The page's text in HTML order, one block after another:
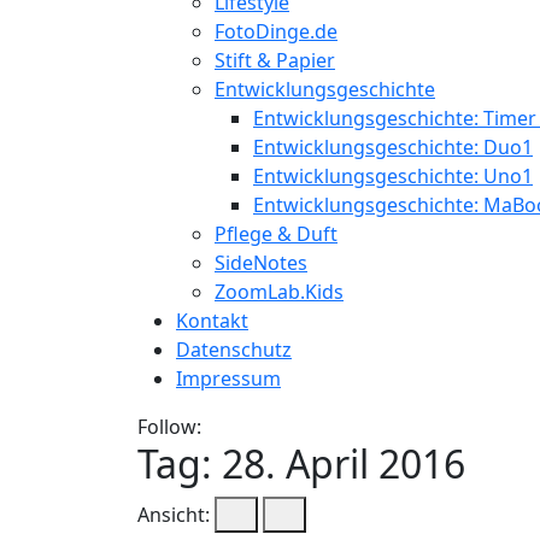
FotoDinge.de
Stift & Papier
Entwicklungsgeschichte
Entwicklungsgeschichte: Timer
Entwicklungsgeschichte: Duo1
Entwicklungsgeschichte: Uno1
Entwicklungsgeschichte:
Pflege & Duft
SideNotes
ZoomLab.Kids
Kontakt
Datenschutz
Impressum
Follow:
Tag: 28. April 2016
Ansicht: